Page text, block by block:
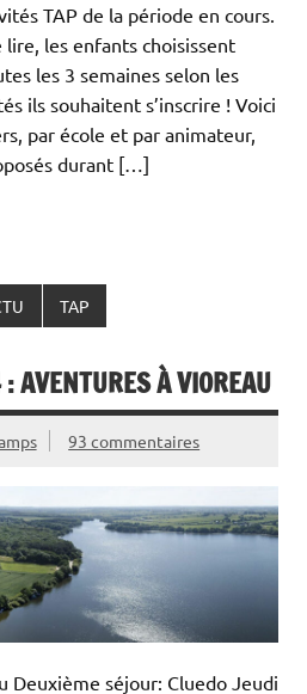
TAP de la période en cours.
lire, les enfants choisissent
les 3 semaines selon les
ils souhaitent s’inscrire ! Voici
par école et par animateur,
durant […]
TAP
À VIOREAU
93 commentaires
Deuxième séjour: Cluedo Jeudi